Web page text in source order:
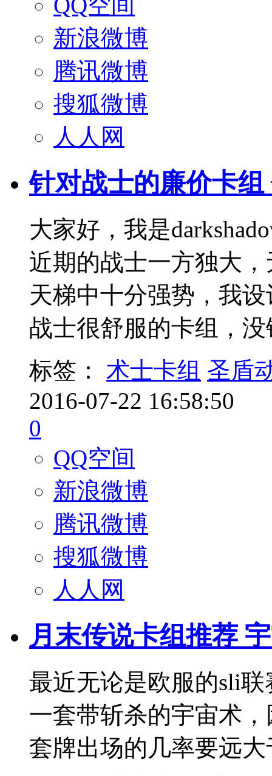
QQ空间
新浪微博
腾讯微博
搜狐微博
人人网
针对战士的廉价卡
大家好，我是
近期的战士一方独大
天梯中十分强势，我
战士很舒服的卡组，
标签：
术士卡组 圣盾
2016-07-22 16:58:50
0
QQ空间
新浪微博
腾讯微博
搜狐微博
人人网
月末传说卡组推荐
最近无论是欧服的sli
一套带斩杀的宇宙术
套牌出场的几率要远